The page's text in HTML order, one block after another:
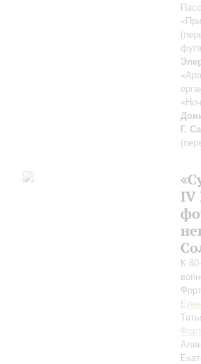
Г.
IV
К